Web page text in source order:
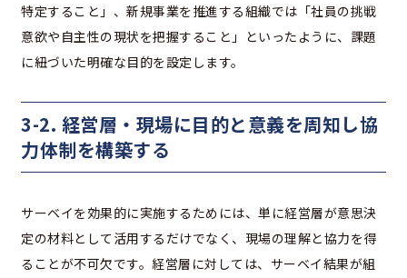
特定すること」、新規事業を推進する組織では「社員の挑戦
意欲や自主性の現状を把握すること」といったように、課題
に紐づいた明確な目的を設定します。
3-2. 経営層・現場に目的と意義を周知し協
力体制を構築する
サーベイを効果的に実施するためには、単に経営層が意思決
定の材料として活用するだけでなく、現場の理解と協力を得
ることが不可欠です。経営層に対しては、サーベイ結果が組